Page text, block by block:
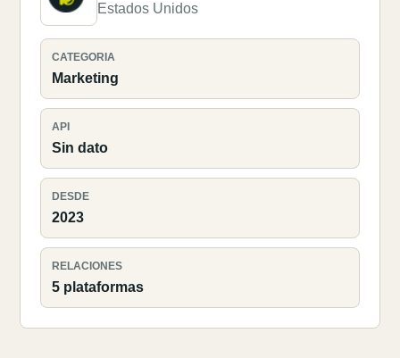
Estados Unidos
CATEGORIA
Marketing
API
Sin dato
DESDE
2023
RELACIONES
5 plataformas